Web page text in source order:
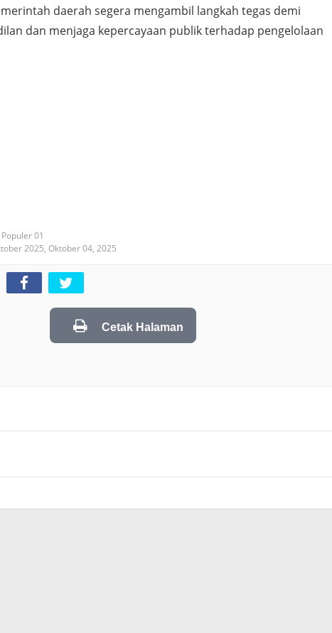
daerah segera mengambil langkah tegas demi
dan menjaga kepercayaan publik terhadap pengelolaan
01
2025, Oktober 04, 2025
Cetak Halaman